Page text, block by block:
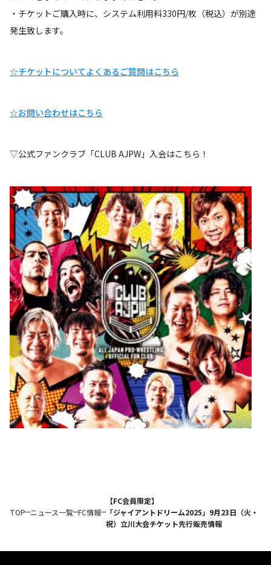
・チケットご購入時に、システム利用料330円/枚（税込）が別途
発生致します。
☆チケットについてよくあるご質問はこちら
☆お問い合わせはこちら
▽公式ファンクラブ「CLUB AJPW」入会はこちら！
TOP ニュース一覧 FC情報
【FC会員限定】
「ジャイアントドリーム2025」9月23日（火・
祝）立川大会チケット先行販売情報